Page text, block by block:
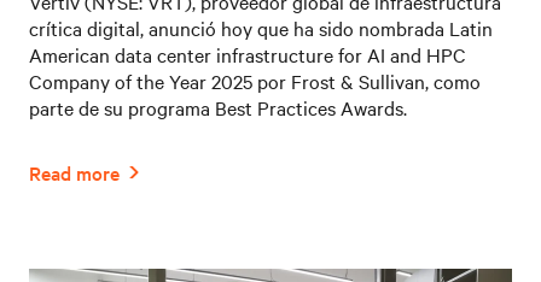
crítica digital, anunció hoy que ha sido nombrada Latin
American data center infrastructure for AI and HPC
Company of the Year 2025 por Frost & Sullivan, como
parte de su programa Best Practices Awards.